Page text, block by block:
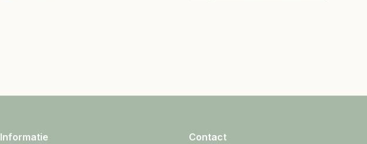
Informatie Contact